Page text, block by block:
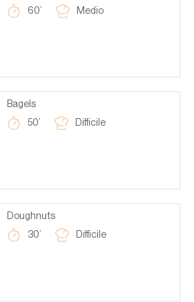
60’
Medio
Bagels
50’
Difficile
Doughnuts
30’
Difficile